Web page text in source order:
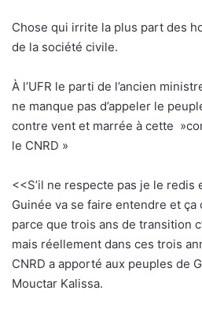
Chose qui irrite la plus part des
de la société civile.
À l’UFR le parti de l’ancien
ne manque pas d’appeler le
contre vent et marrée à cette
le CNRD »
<<S’il ne respecte pas je le redis
Guinée va se faire entendre et ça
parce que trois ans de transition
mais réellement dans ces trois
CNRD a apporté aux peuples de
Mouctar Kalissa.